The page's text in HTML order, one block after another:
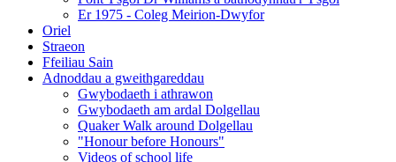
Er 1975 - Coleg Meirion-Dwyfor
Oriel
Straeon
Ffeiliau Sain
Adnoddau a gweithgareddau
Gwybodaeth i athrawon
Gwybodaeth am ardal Dolgellau
Quaker Walk around Dolgellau
"Honour before Honours"
Videos of school life